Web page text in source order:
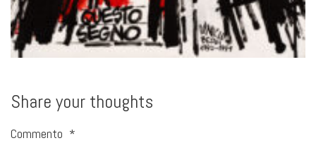
Share your thoughts
Commento *